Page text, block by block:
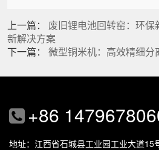
上一篇： 废旧锂电池回转窑：环
新解决方案
下一篇： 微型铜米机：高效精细
+86
地址：江西省石城县工业园工业大道15